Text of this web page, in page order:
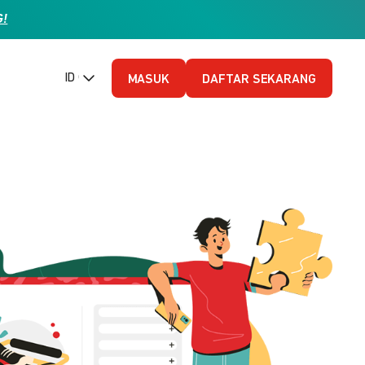
ID (Bahasa Indonesia)
MASUK DAFTAR SEKARANG